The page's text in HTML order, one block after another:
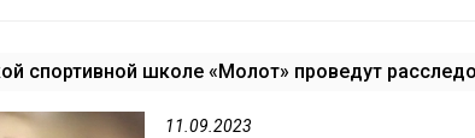
спортивной школе «Молот» проведут
11.09.2023